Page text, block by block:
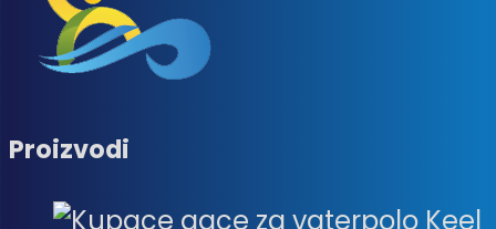
Proizvodi